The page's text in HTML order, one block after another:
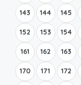
143 144 145
152 153 154
161 162 163
170 171 172